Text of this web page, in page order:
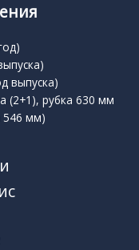
выпуска)
(2+1), рубка 630 мм
546 мм)